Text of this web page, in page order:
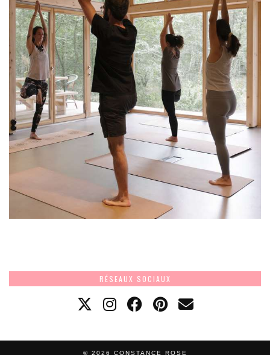
RÉSEAUX SOCIAUX
© 2026 CONSTANCE ROSE